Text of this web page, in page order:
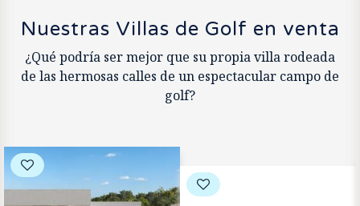
Nuestras Villas de Golf en venta
¿Qué podría ser mejor que su propia villa rodeada
de las hermosas calles de un espectacular campo de
golf?